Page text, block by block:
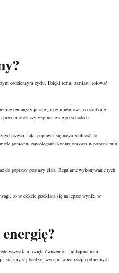
codziennym życiu. Dzięki temu, zamiast izolować
ten angażuje całe grupy mięśniowe, co skutkuje
czy wspinanie się po schodach.
części ciała, poprawia się nasza zdolność do
pomóc w zapobieganiu kontuzjom oraz w poprawieniu
do poprawy postawy ciała. Regularne wykonywanie tych
co w efekcie przekłada się na lepsze wyniki w
wszystkim, dzięki ćwiczeniom funkcjonalnym,
stajemy się bardziej wydajni w realizacji codziennych